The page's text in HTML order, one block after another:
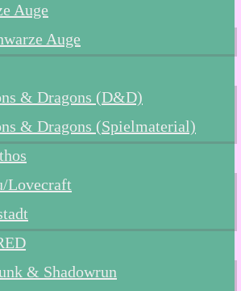
Auge
Auge
& Dragons (D&D)
& Dragons (Spielmaterial)
Lovecraft
& Shadowrun